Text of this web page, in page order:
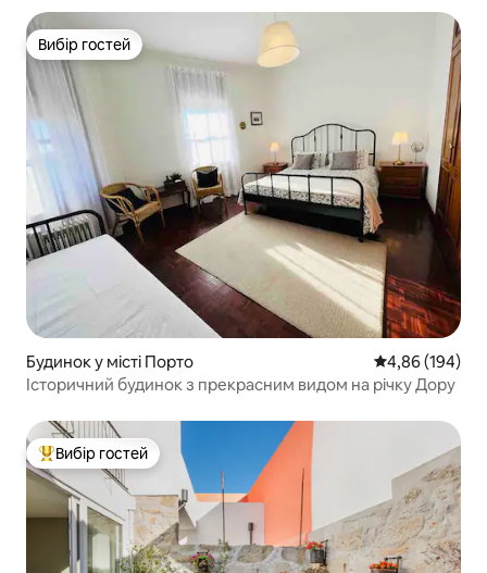
Вибір гостей
Вибір гостей
Будинок у місті Порто Середня
4,86 (194)
Історичний будинок з прекрасним видом на річку Дору
Топ вибір гостей
Вибір гостей